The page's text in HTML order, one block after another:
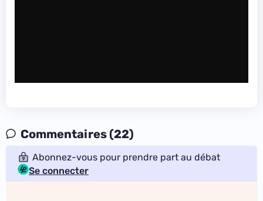
Commentaires (22)
Abonnez-vous pour prendre part au débat
Se connecter